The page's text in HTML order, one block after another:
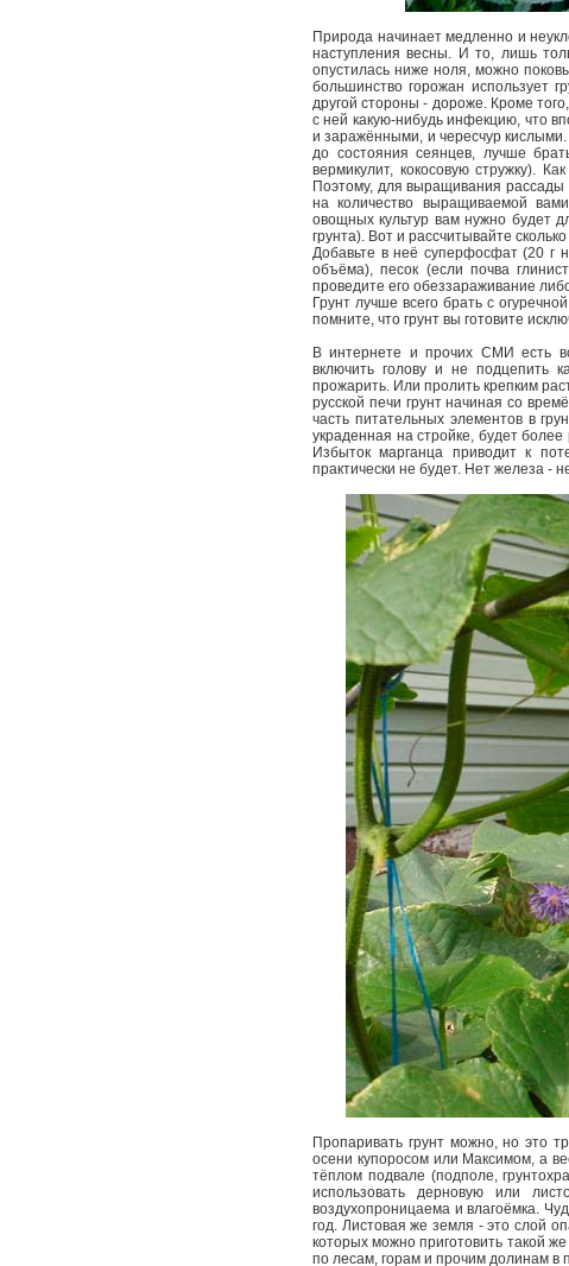
Природа начинает медленно и
наступления весны. И то, лишь
опустилась ниже ноля, можно
большинство горожан использует
другой стороны - дороже. Кроме
с ней какую-нибудь инфекцию, что
и заражёнными, и чересчур
до состояния сеянцев, лучше
вермикулит, кокосовую стружку).
Поэтому, для выращивания рассады
на количество выращиваемой
овощных культур вам нужно будет
грунта). Вот и рассчитывайте
Добавьте в неё суперфосфат (20 г
объёма), песок (если почва
проведите его обеззараживание
Грунт лучше всего брать с
помните, что грунт вы готовите
В интернете и прочих СМИ есть
включить голову и не подцепить
прожарить. Или пролить крепким
русской печи грунт начиная со
часть питательных элементов в
украденная на стройке, будет
Избыток марганца приводит к
практически не будет. Нет железа -
Пропаривать грунт можно, но это
осени купоросом или Максимом, а
тёплом подвале (подполе,
использовать дерновую или
воздухопроницаема и влагоёмка.
год. Листовая же земля - это слой
которых можно приготовить такой
по лесам, горам и прочим долинам в